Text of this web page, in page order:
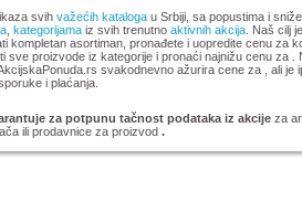
svih važećih kataloga u Srbiji, sa popustima i
kategorijama iz svih trenutno aktivnih akcija . Naš cilj
kompletan asortiman, pronađete i uopredite cenu za
sve proizvode iz kategorije i pronaći najnižu cenu za .
svakodnevno ažurira cene za , ali
i plaćanja.
za potpunu tačnost podataka iz akcije za
ili prodavnice za proizvod .